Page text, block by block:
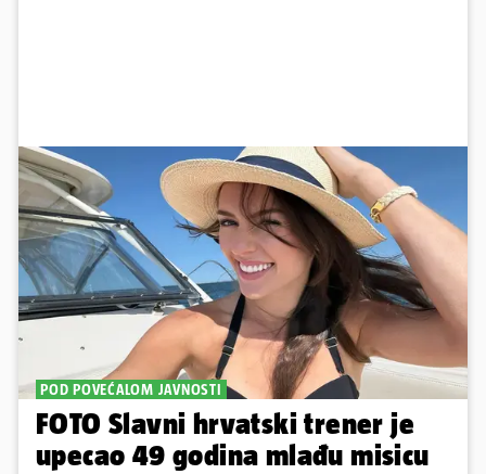
POD POVEĆALOM JAVNOSTI
FOTO Slavni hrvatski trener je
upecao 49 godina mlađu misicu